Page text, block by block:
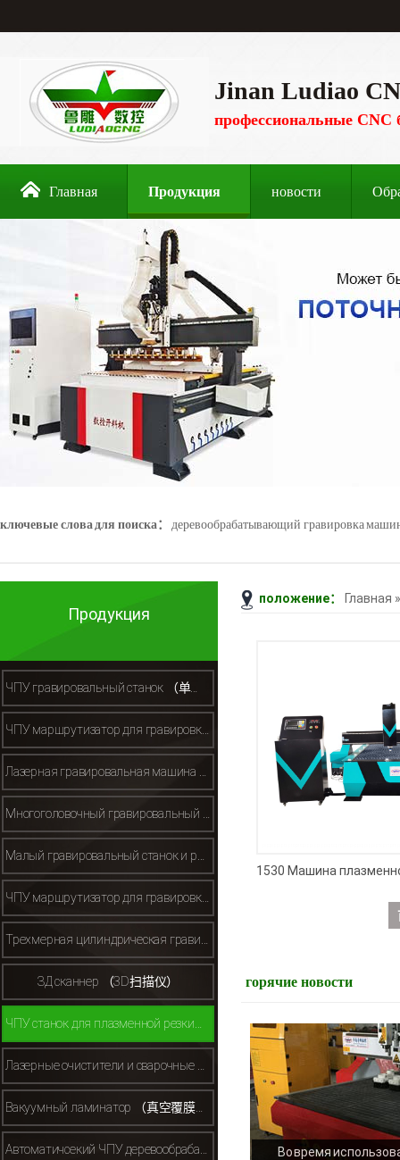
Jinan Ludiao
профессиональные CNC
Главная Продукция новости
ключевые слова для поиска： деревообрабатывающий гравировка
положение： Главная
горячие новости
Во время
Продукция
ЧПУ гравировальный станок （单头木工雕刻机）
ЧПУ маршрутизатор для гравировки камня （石材雕刻机）
ЧПУ маршрутизатор для гравировки металла （金属雕刻机）
ЗД сканнер （3D扫描仪）